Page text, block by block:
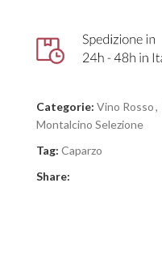
Categorie: Vino Rosso,
Montalcino Selezione
Tag: Caparzo
Share: